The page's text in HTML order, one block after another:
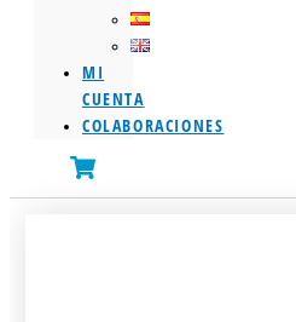
MI
CUENTA
COLABORACIONES